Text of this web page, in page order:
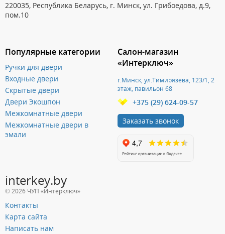
Популярные категории
Ручки для двери
Входные двери
Скрытые двери
Двери Экошпон
Межкомнатные двери
Межкомнатные двери в
эмали
220035, Республика Беларусь, г. Минск, ул. Грибоедова, д.9,
пом.10
Салон-магазин
«Интерключ»
г.Минск, ул.Тимирязева, 123/1, 2
этаж, павильон 68
+375 (29) 624-09-57
Заказать звонок
interkey.by
© 2026 ЧУП «Интерключ»
Контакты
Карта сайта
Написать нам